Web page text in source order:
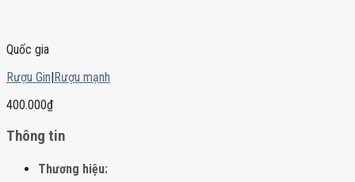
Quốc gia
Rượu Gin|Rượu mạnh
400.000₫
Thông tin
Thương hiệu: